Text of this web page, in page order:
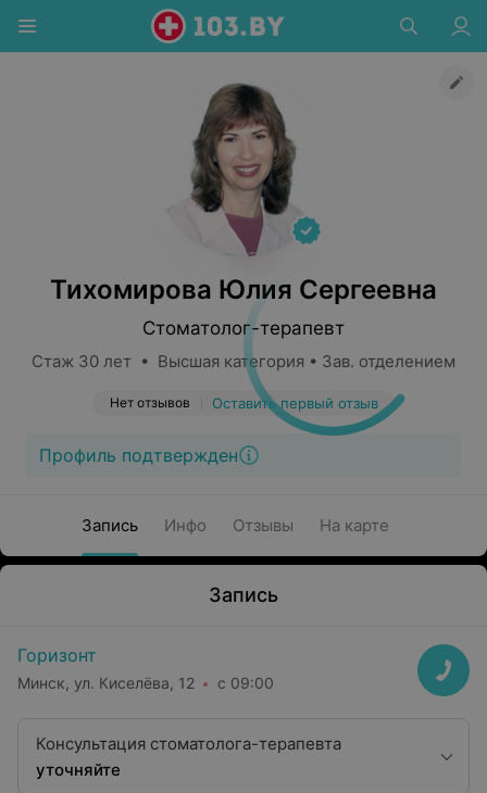
Тихомирова Юлия Сергеевна
Стоматолог-терапевт
Стаж 30 лет • Высшая категория • Зав. отделением
Нет отзывов Оставить первый отзыв
Профиль подтвержден
Запись Инфо Отзывы На карте
Запись
Горизонт
Минск, ул. Киселёва, 12 с 09:00
Консультация стоматолога-терапевта
уточняйте